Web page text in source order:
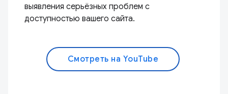
выявления серьёзных проблем с
доступностью вашего сайта.
Смотреть на YouTube